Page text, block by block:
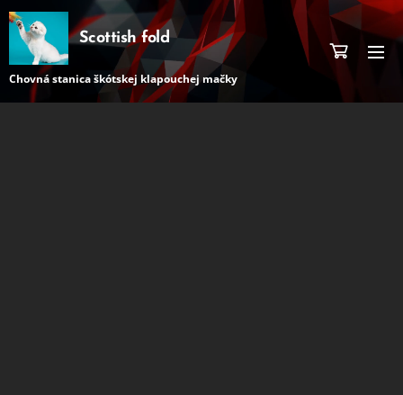
Scottish fold
Chovná stanica škótskej klapouchej mačky